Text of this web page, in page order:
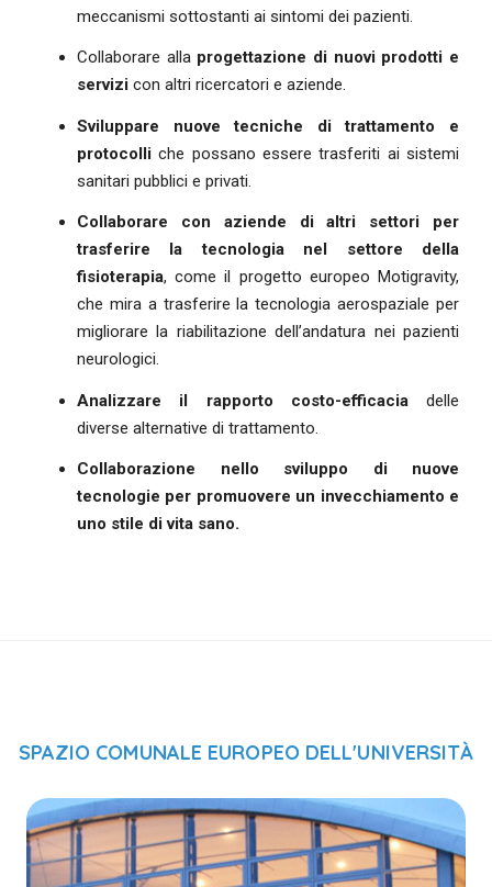
meccanismi sottostanti ai sintomi dei pazienti.
Collaborare alla progettazione di nuovi prodotti e
servizi con altri ricercatori e aziende.
Sviluppare nuove tecniche di trattamento e
protocolli che possano essere trasferiti ai sistemi
sanitari pubblici e privati.
Collaborare con aziende di altri settori per
trasferire la tecnologia nel settore della
fisioterapia, come il progetto europeo Motigravity,
che mira a trasferire la tecnologia aerospaziale per
migliorare la riabilitazione dell’andatura nei pazienti
neurologici.
Analizzare il rapporto costo-efficaciadelle
diverse alternative di trattamento.
Collaborazione nello sviluppo di nuove
tecnologie per promuovere un invecchiamento e
uno stile di vita sano.
SPAZIO COMUNALE EUROPEO DELL'UNIVERSITÀ